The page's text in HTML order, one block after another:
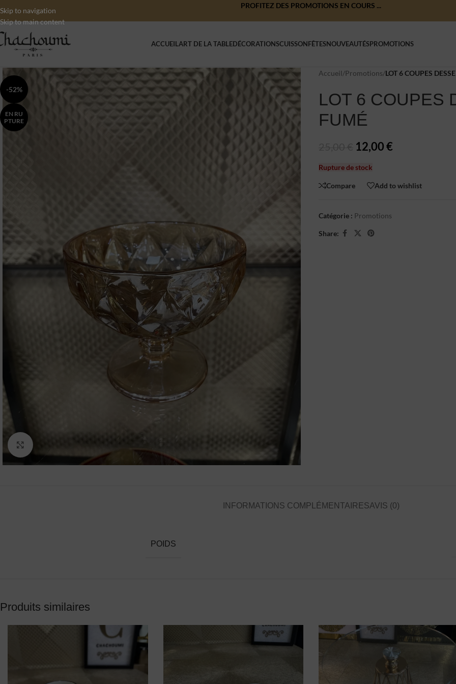
Skip to navigation
Skip to main content
PROFITEZ DES PROMOTIONS EN COURS ...
ACCUEILART DE LA TABLEDÉCORATIONSCUISSONFÊTESNOUVEAUTÉSPROMOTIONS
-52%
EN RU
PTURE
Accueil/Promotions/LOT 6 COUPES
LOT 6 COUPES
FUMÉ
12,00€
Rupture de stock
Compare Add to wishlist
Catégorie : Promotions
Share:
INFORMATIONS COMPLÉMENTAIRESAVIS (0)
POIDS
Produits similaires